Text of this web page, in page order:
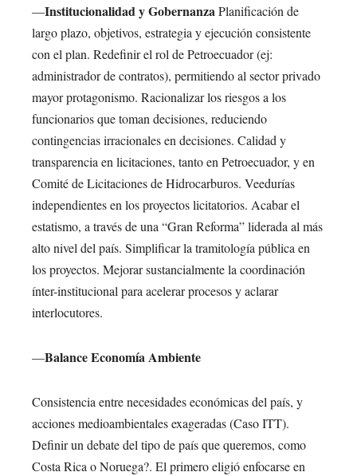
—Institucionalidad y GobernanzaPlanificación de
largo plazo, objetivos, estrategia y ejecución consistente
con el plan. Redefinir el rol de Petroecuador (ej:
administrador de contratos), permitiendo al sector privado
mayor protagonismo. Racionalizar los riesgos a los
funcionarios que toman decisiones, reduciendo
contingencias irracionales en decisiones. Calidad y
transparencia en licitaciones, tanto en Petroecuador, y en
Comité de Licitaciones de Hidrocarburos. Veedurías
independientes en los proyectos licitatorios. Acabar el
estatismo, a través de una “Gran Reforma” liderada al más
alto nivel del país. Simplificar la tramitología pública en
los proyectos. Mejorar sustancialmente la coordinación
ínter-institucional para acelerar procesos y aclarar
interlocutores.
—Balance Economía Ambiente
Consistencia entre necesidades económicas del país, y
acciones medioambientales exageradas (Caso ITT).
Definir un debate del tipo de país que queremos, como
Costa Rica o Noruega?. El primero eligió enfocarse en